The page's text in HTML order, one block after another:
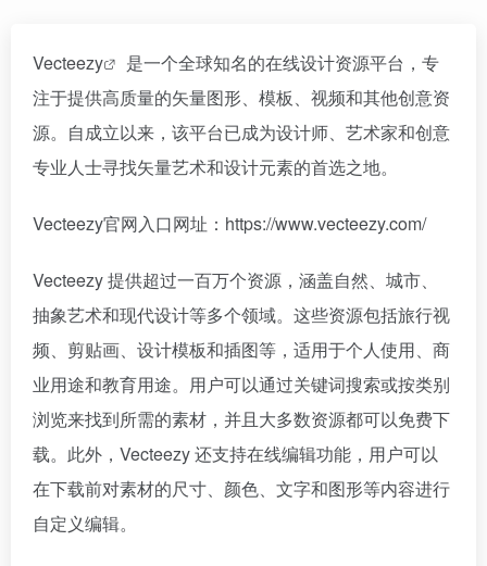
Vecteezy
是一个全球知名的在线设计资源平台，专
注于提供高质量的矢量图形、模板、视频和其他创意资
源。自成立以来，该平台已成为设计师、艺术家和创意
专业人士寻找矢量艺术和设计元素的首选之地。
Vecteezy官网入口网址：https://www.vecteezy.com/
Vecteezy 提供超过一百万个资源，涵盖自然、城市、
抽象艺术和现代设计等多个领域。这些资源包括旅行视
频、剪贴画、设计模板和插图等，适用于个人使用、商
业用途和教育用途。用户可以通过关键词搜索或按类别
浏览来找到所需的素材，并且大多数资源都可以免费下
载。此外，Vecteezy 还支持在线编辑功能，用户可以
在下载前对素材的尺寸、颜色、文字和图形等内容进行
自定义编辑。